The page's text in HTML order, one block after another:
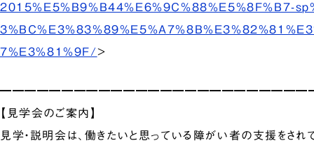
2015%E5%B9%B44%E6%9C%88%E5%8F%B7-
7%E3%81%9F/>
【見学会のご案内】
見学・説明会は、働きたいと思っている障がい者の支援をされ